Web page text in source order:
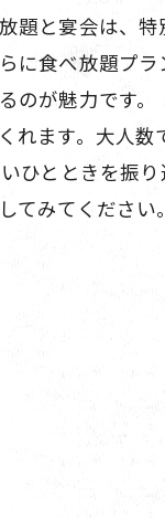
題と宴会は、
に食べ放題プ
のが魅力です
れます。大人
ひとときを振
てみてください